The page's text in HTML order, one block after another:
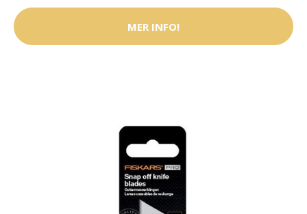
MER INFO!